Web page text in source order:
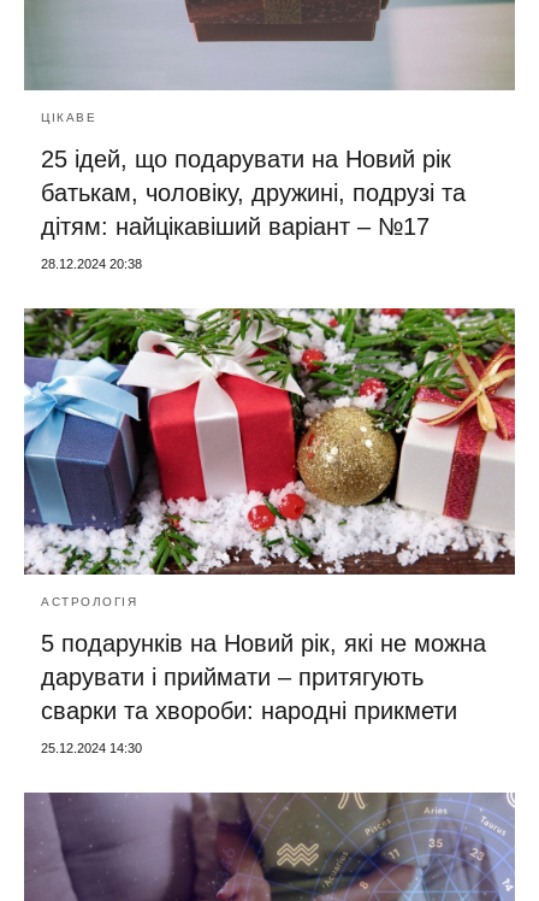
ЦІКАВЕ
25 ідей, що подарувати на Новий рік
батькам, чоловіку, дружині, подрузі та
дітям: найцікавіший варіант – №17
28.12.2024 20:38
АСТРОЛОГІЯ
5 подарунків на Новий рік, які не можна
дарувати і приймати – притягують
сварки та хвороби: народні прикмети
25.12.2024 14:30